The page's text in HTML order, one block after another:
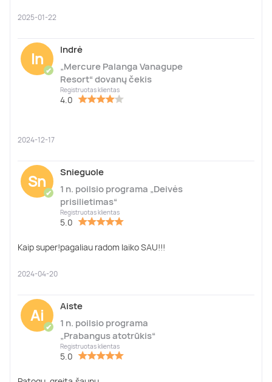
2025-01-22
In
✔
Indrė
„Mercure Palanga Vanagupe
Resort“ dovanų čekis
Registruotas klientas
4.0
2024-12-17
Sn
✔
Snieguole
1 n. poilsio programa „Deivės
prisilietimas“
Registruotas klientas
5.0
Kaip super!pagaliau radom laiko SAU!!!
2024-04-20
Ai
✔
Aiste
1 n. poilsio programa
„Prabangus atotrūkis“
Registruotas klientas
5.0